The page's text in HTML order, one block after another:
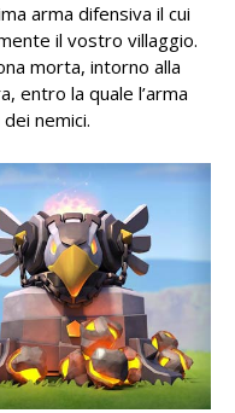
arma difensiva il cui
il vostro villaggio.
morta, intorno alla
entro la quale l’arma
nemici.